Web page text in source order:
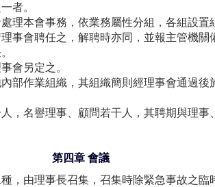
者。
理本會事務，依業務屬性分組，各組設
事會聘任之，解聘時亦同，並報主管機關
會另定之。
部作業組織，其組織簡則經理事會通過後
，名譽理事、顧問若干人，其聘期與理事
第四章 會議
，由理事長召集，召集時除緊急事故之臨